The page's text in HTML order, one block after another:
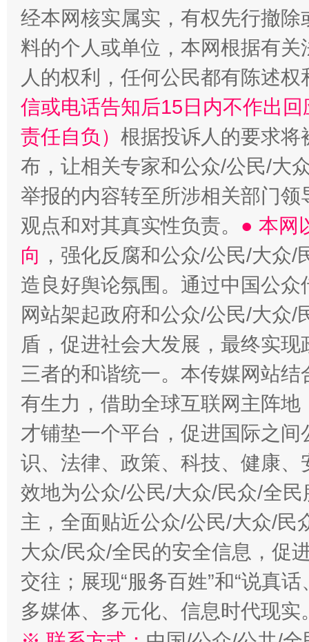
“蜀中异人”王建安的艺术幻境
经本网核实属实，有权先行撤
料的个人或单位，本网根据有
人的权利，任何公民都有陈述
信或电话告知后15日内不作出
责任自负） 根据投诉人的要求将
布，让相关专家和公众/公民/大
举报的内容转至所涉相关部门
观点和对其真实性负责。 ● 本网
向 ，强化反腐和公众/公民/大众
造良好舆论氛围。通过中国公
网站架起政府和公众/公民/大众
盾，促进社会大发展，最终实
三者的和谐统一。本传媒网站
有生力，借助全球互联网主阵
才铺垫一个平台，促进国际之
识、法律、政策、科技、健康
效地为公众/公民/大众/民众/全
主，全面贴近公众/公民/大众/民
大众/民众/全民的安全信息，促
交往；展现“服务百姓”和“说真
多媒体、多元化、信息时代现实